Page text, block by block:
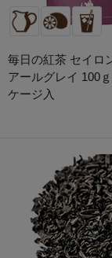
毎日の紅茶 セイロ
アールグレイ 100
ケージ入